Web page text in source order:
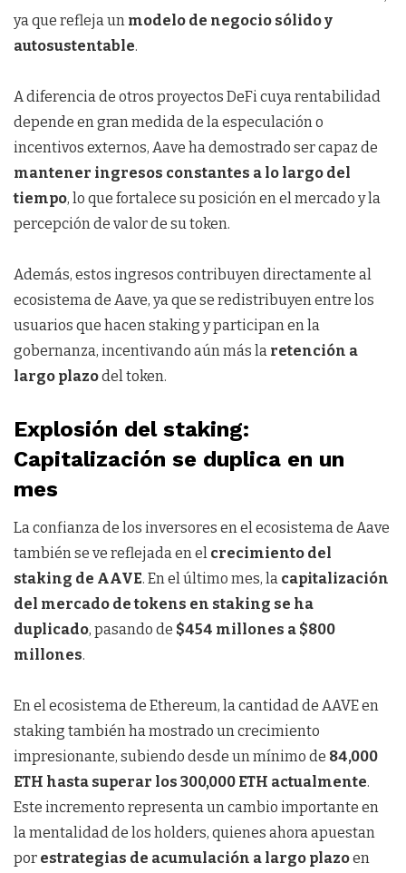
ya que refleja un modelo de negocio sólido y
autosustentable.
A diferencia de otros proyectos DeFi cuya rentabilidad
depende en gran medida de la especulación o
incentivos externos, Aave ha demostrado ser capaz de
mantener ingresos constantes a lo largo del
tiempo, lo que fortalece su posición en el mercado y la
percepción de valor de su token.
Además, estos ingresos contribuyen directamente al
ecosistema de Aave, ya que se redistribuyen entre los
usuarios que hacen staking y participan en la
gobernanza, incentivando aún más la retención a
largo plazodel token.
Explosión del staking:
Capitalización se duplica en un
mes
La confianza de los inversores en el ecosistema de Aave
también se ve reflejada en el crecimiento del
staking de AAVE. En el último mes, la capitalización
del mercado de tokens en staking se ha
duplicado, pasando de $454 millones a $800
millones.
En el ecosistema de Ethereum, la cantidad de AAVE en
staking también ha mostrado un crecimiento
impresionante, subiendo desde un mínimo de 84,000
ETH hasta superar los 300,000 ETH actualmente.
Este incremento representa un cambio importante en
la mentalidad de los holders, quienes ahora apuestan
por estrategias de acumulación a largo plazoen